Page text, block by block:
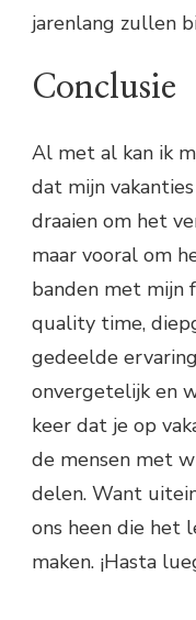
jarenlang zullen
Conclusie
Al met al kan ik
dat mijn
draaien om het
maar vooral om
banden met mijn
quality time,
gedeelde
onvergetelijk en
keer dat je op
de mensen met
delen. Want
ons heen die het
maken. ¡Hasta